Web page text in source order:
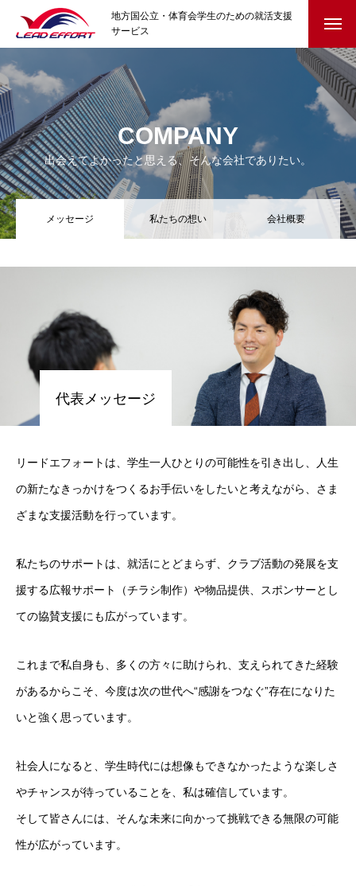
地方国公立・体育会学生のための就活支援
サービス
HOME
就活イベント
クラブ協賛
参加学生の声
就活コラム
迷ったとき・内定後の不安に
選考・面接対策
運営会社
HOME お知らせ 運営会社 採用ご担当者の方へ お問い合わせ
COMPANY
出会えてよかったと思える、そんな会社でありたい。
メッセージ 私たちの想い 会社概要
代表メッセージ
リードエフォートは、学生一人ひとりの可能性を引き出し、人生
の新たなきっかけをつくるお手伝いをしたいと考えながら、さま
ざまな支援活動を行っています。
私たちのサポートは、就活にとどまらず、クラブ活動の発展を支
援する広報サポート（チラシ制作）や物品提供、スポンサーとし
ての協賛支援にも広がっています。
これまで私自身も、多くの方々に助けられ、支えられてきた経験
があるからこそ、今度は次の世代へ“感謝をつなぐ”存在になりた
いと強く思っています。
社会人になると、学生時代には想像もできなかったような楽しさ
やチャンスが待っていることを、私は確信しています。
そして皆さんには、そんな未来に向かって挑戦できる無限の可能
性が広がっています。